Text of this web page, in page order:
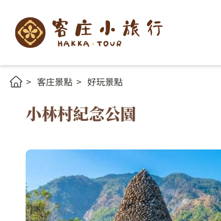
客庄景點 好玩景點
小林村紀念公園